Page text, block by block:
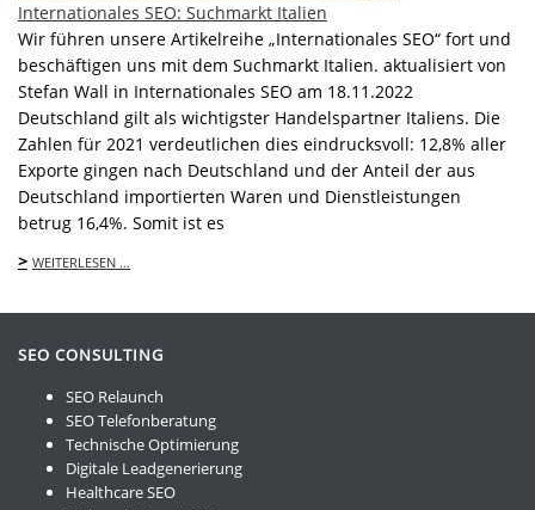
Internationales SEO: Suchmarkt Italien
Wir führen unsere Artikelreihe „Internationales SEO“ fort und
beschäftigen uns mit dem Suchmarkt Italien. aktualisiert von
Stefan Wall in Internationales SEO am 18.11.2022
Deutschland gilt als wichtigster Handelspartner Italiens. Die
Zahlen für 2021 verdeutlichen dies eindrucksvoll: 12,8% aller
Exporte gingen nach Deutschland und der Anteil der aus
Deutschland importierten Waren und Dienstleistungen
betrug 16,4%. Somit ist es
> WEITERLESEN …
SEO CONSULTING
SEO Relaunch
SEO Telefonberatung
Technische Optimierung
Digitale Leadgenerierung
Healthcare SEO